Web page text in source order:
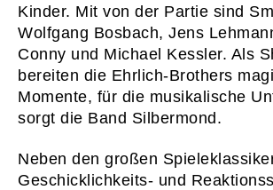
Kinder. Mit von der Partie sind
Wolfgang Bosbach, Jens
Conny und Michael Kessler. Als
bereiten die Ehrlich-Brothers
Momente, für die musikalische
sorgt die Band Silbermond.
Neben den großen
Geschicklichkeits- und